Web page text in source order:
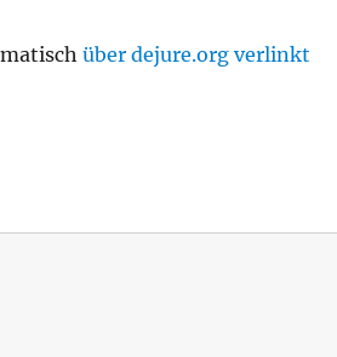
über dejure.org verlinkt